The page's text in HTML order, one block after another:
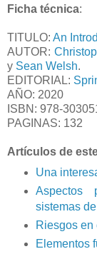
Ficha técnica:
TITULO: An
AUTOR:
y Sean Welsh.
EDITORIAL:
AÑO: 2020
ISBN: 978-
PAGINAS: 132
Artículos de
Una
Aspectos
sistemas
Riesgos en
Elementos